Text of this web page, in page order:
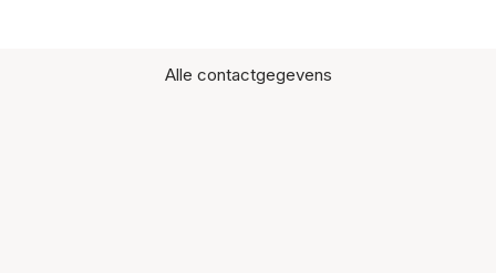
Alle contactgegevens